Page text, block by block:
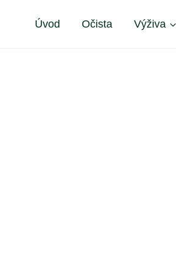
Úvod Očista Výživa